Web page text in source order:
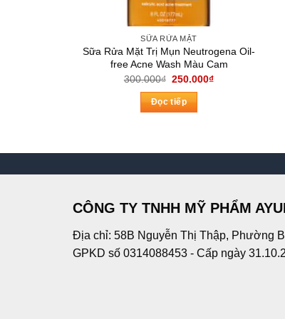
SỮA RỬA MẶT
Sữa Rửa Mặt Trị Mụn Neutrogena Oil-
free Acne Wash Màu Cam
300.000₫ Giá
là:
300.000₫.
250.000₫Giá
Đọc tiếp
CÔNG TY TNHH MỸ PHẨM
Địa chỉ: 58B Nguyễn Thị Thập, Phường
GPKD số 0314088453 - Cấp ngày